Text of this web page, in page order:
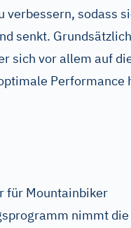
sodass
senkt.
sich vor allem auf
Performance
für Mountainbiker
nimmt die